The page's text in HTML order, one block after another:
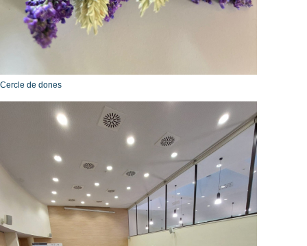
Cercle de dones